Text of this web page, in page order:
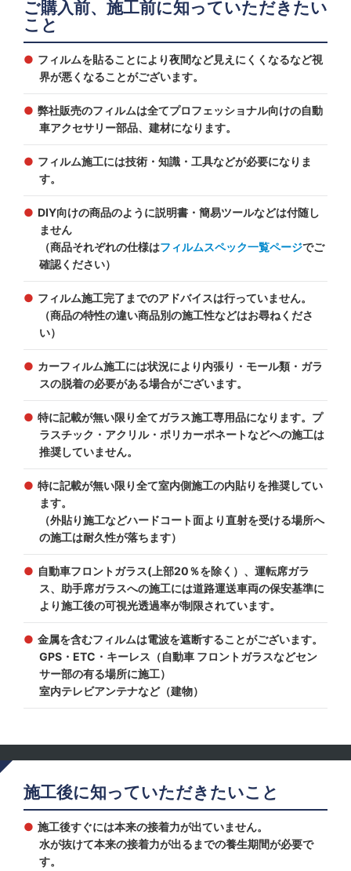
ご購入前、施工前に知っていただきたい
こと
フィルムを貼ることにより夜間など見えにくくなるなど視
界が悪くなることがございます。
弊社販売のフィルムは全てプロフェッショナル向けの自動
車アクセサリー部品、建材になります。
フィルム施工には技術・知識・工具などが必要になりま
す。
DIY向けの商品のように説明書・簡易ツールなどは付随し
ません
（商品それぞれの仕様はフィルムスペック一覧ページでご
確認ください）
フィルム施工完了までのアドバイスは行っていません。
（商品の特性の違い商品別の施工性などはお尋ねくださ
い）
カーフィルム施工には状況により内張り・モール類・ガラ
スの脱着の必要がある場合がございます。
特に記載が無い限り全てガラス施工専用品になります。プ
ラスチック・アクリル・ポリカーポネートなどへの施工は
推奨していません。
特に記載が無い限り全て室内側施工の内貼りを推奨してい
ます。
（外貼り施工などハードコート面より直射を受ける場所へ
の施工は耐久性が落ちます）
自動車フロントガラス(上部20％を除く）、運転席ガラ
ス、助手席ガラスへの施工には道路運送車両の保安基準に
より施工後の可視光透過率が制限されています。
金属を含むフィルムは電波を遮断することがございます。
GPS・ETC・キーレス（自動車 フロントガラスなどセン
サー部の有る場所に施工）
室内テレビアンテナなど（建物）
施工後に知っていただきたいこと
施工後すぐには本来の接着力が出ていません。
水が抜けて本来の接着力が出るまでの養生期間が必要で
す。